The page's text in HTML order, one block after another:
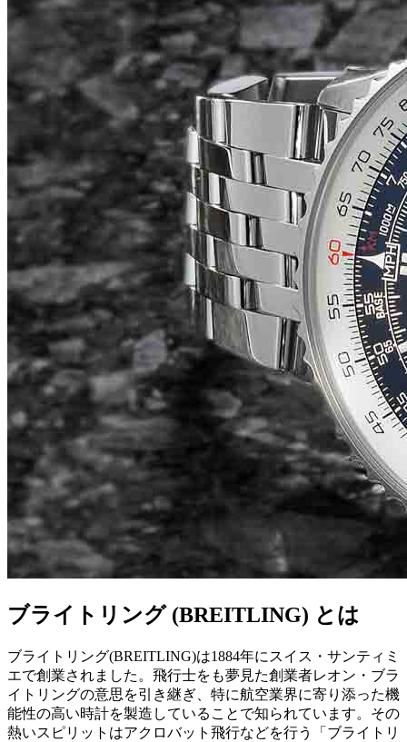
ブライトリング (BREITLING) とは
ブライトリング(BREITLING)は1884年にスイス・サンティミ
エで創業されました。飛行士をも夢見た創業者レオン・ブラ
イトリングの意思を引き継ぎ、特に航空業界に寄り添った機
能性の高い時計を製造していることで知られています。その
熱いスピリットはアクロバット飛行などを行う「ブライトリ